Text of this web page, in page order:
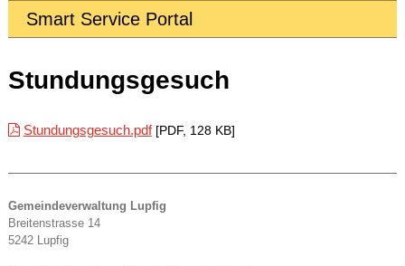
Smart Service Portal
Stundungsgesuch
Stundungsgesuch.pdf [PDF, 128 KB]
Gemeindeverwaltung Lupfig
Breitenstrasse 14
5242 Lupfig